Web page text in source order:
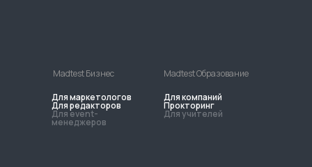
Madtest Бизнес
Для маркетологов
Для редакторов
Для event-
менеджеров
Madtest Образование
Для компаний
Прокторинг
Для учителей